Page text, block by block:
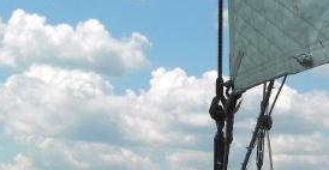
voorbij was, ontbood Paulus de
naar Macedonië. 2Hij trok die streek
in Griekenland. 3Toen hij na een verblijf
werd er door de Joden een aanslag op
4Tot Asia vergezelden hem Pyrrus’
Timóteüs en bovendien Tychicus
wachten.